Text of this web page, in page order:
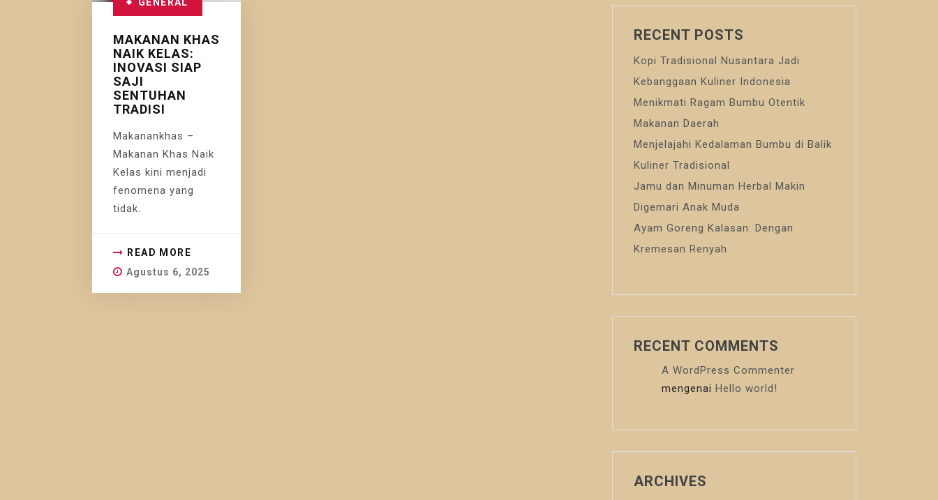
MAKANAN KHAS
NAIK KELAS:
INOVASI SIAP
SAJI
SENTUHAN
TRADISI
Makanankhas –
Makanan Khas Naik
Kelas kini menjadi
fenomena yang
tidak.
READ MORE
Agustus 6, 2025
RECENT POSTS
Kopi Tradisional Nusantara Jadi
Kebanggaan Kuliner Indonesia
Menikmati Ragam Bumbu Otentik
Makanan Daerah
Menjelajahi Kedalaman Bumbu di Balik
Kuliner Tradisional
Jamu dan Minuman Herbal Makin
Digemari Anak Muda
Ayam Goreng Kalasan: Dengan
Kremesan Renyah
RECENT COMMENTS
A WordPress Commenter
mengenai Hello world!
ARCHIVES